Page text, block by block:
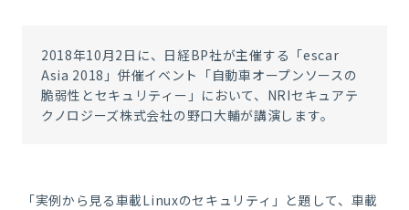
2018年10月2日に、日経BP社が主催する「escar
Asia 2018」併催イベント「自動車オープンソースの
脆弱性とセキュリティー」において、NRIセキュアテ
クノロジーズ株式会社の野口大輔が講演します。
「実例から見る車載Linuxのセキュリティ」と題して、車載